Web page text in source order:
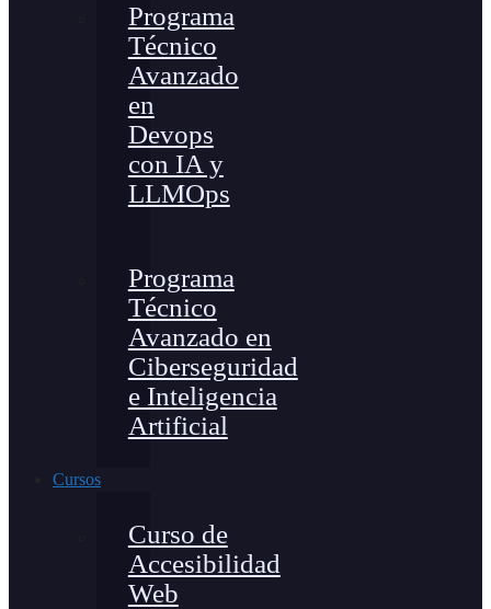
Programa
Técnico
Avanzado
en
Devops
con IA y
LLMOps
Programa
Técnico
Avanzado en
Ciberseguridad
e Inteligencia
Artificial
Cursos
Curso de
Accesibilidad
Web